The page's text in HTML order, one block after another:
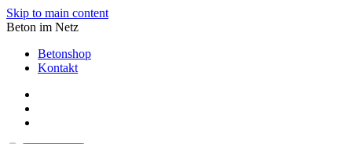
Skip to main content
Beton im Netz
Betonshop
Kontakt